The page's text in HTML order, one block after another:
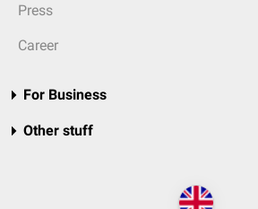
Press
Career
For Business
Other stuff